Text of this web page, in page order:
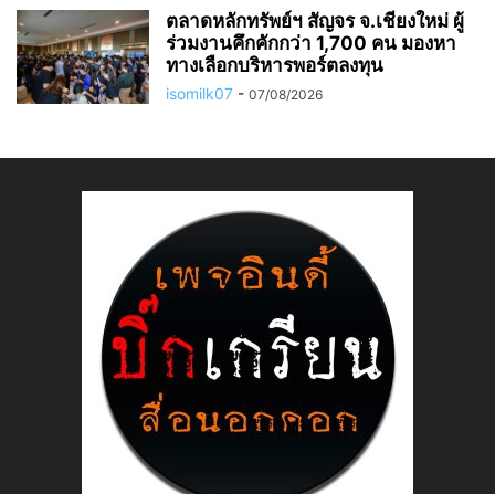
ตลาดหลักทรัพย์ฯ สัญจร จ.เชียงใหม่ ผู้
ร่วมงานคึกคักกว่า 1,700 คน มองหา
ทางเลือกบริหารพอร์ตลงทุน
isomilk07 - 07/08/2026